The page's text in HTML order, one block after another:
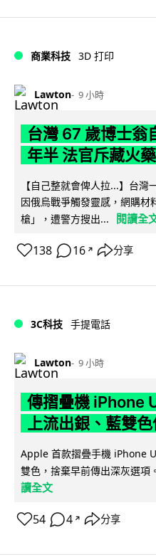
商業科技 3D 打印
Lawton 9 小時
台灣 67 歲博士翁
年半 法官斥藏火
【自己整就會俾人拉...】台灣
因俄烏戰爭觸發靈感，網購
槍」，遭警方搜出...
閱讀全
138 16 ↗ 分享
3C科技 手提電話
Lawton 9 小時
傳摺疊機 iPhone
上流出銀、藍雙
Apple 首款摺疊手機 iPhone
雙色，捨棄早前傳出深灰選項
讀全文
54 4 ↗ 分享